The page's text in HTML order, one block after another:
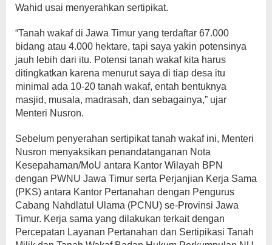
Wahid usai menyerahkan sertipikat.
“Tanah wakaf di Jawa Timur yang terdaftar 67.000
bidang atau 4.000 hektare, tapi saya yakin potensinya
jauh lebih dari itu. Potensi tanah wakaf kita harus
ditingkatkan karena menurut saya di tiap desa itu
minimal ada 10-20 tanah wakaf, entah bentuknya
masjid, musala, madrasah, dan sebagainya,” ujar
Menteri Nusron.
Sebelum penyerahan sertipikat tanah wakaf ini, Menteri
Nusron menyaksikan penandatanganan Nota
Kesepahaman/MoU antara Kantor Wilayah BPN
dengan PWNU Jawa Timur serta Perjanjian Kerja Sama
(PKS) antara Kantor Pertanahan dengan Pengurus
Cabang Nahdlatul Ulama (PCNU) se-Provinsi Jawa
Timur. Kerja sama yang dilakukan terkait dengan
Percepatan Layanan Pertanahan dan Sertipikasi Tanah